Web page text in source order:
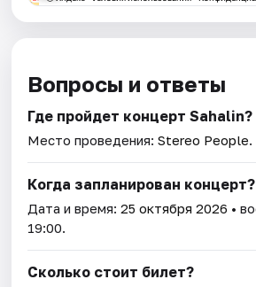
Вопросы и ответы
Где пройдет концерт Sahalin?
Место проведения:Stereo People
Когда запланирован концерт?
Дата и время:25 октября 2026 •
19:00.
Сколько стоит билет?